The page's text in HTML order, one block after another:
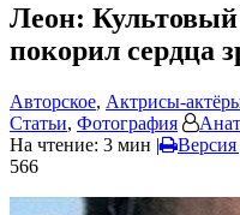
Леон:
покорил сердца
Авторское, Актрисы-
Статьи, Фотография
На чтение: 3 мин |
Версия
566